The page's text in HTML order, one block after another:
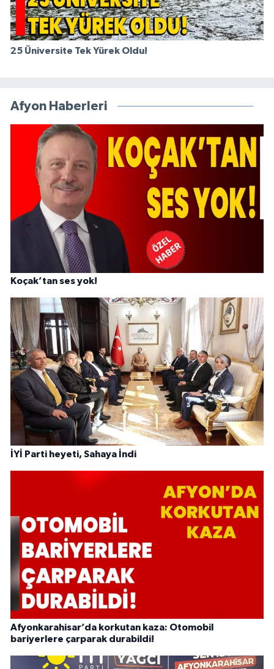
25 Üniversite Tek Yürek Oldu!
Afyon Haberleri
Koçak’tan ses yok!
İYİ Parti heyeti, Sahaya İndi
Afyonkarahisar’da korkutan kaza: Otomobil
bariyerlere çarparak durabildi!